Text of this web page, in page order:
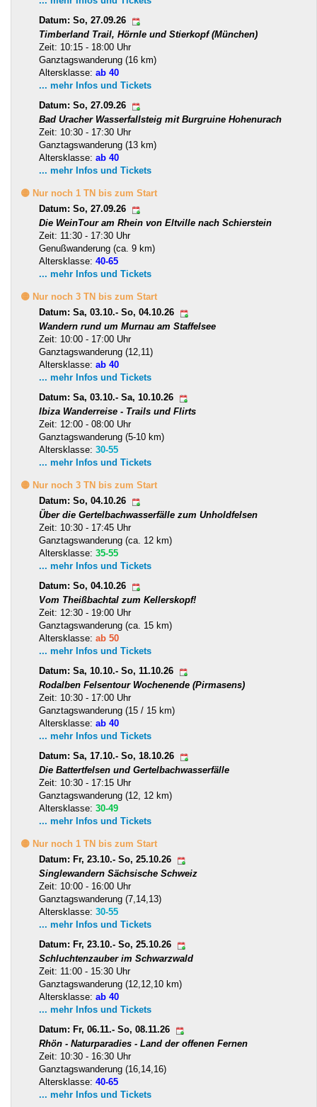
Datum: So, 27.09.26
Timberland Trail, Hörnle und Stierkopf (München)
Zeit: 10:15 - 18:00 Uhr
Ganztagswanderung (16 km)
Altersklasse: ab 40
... mehr Infos und Tickets
Datum: So, 27.09.26
Bad Uracher Wasserfallsteig mit Burgruine Hohenurach
Zeit: 10:30 - 17:30 Uhr
Ganztagswanderung (13 km)
Altersklasse: ab 40
... mehr Infos und Tickets
🟡 Nur noch 1 TN bis zum Start
Datum: So, 27.09.26
Die WeinTour am Rhein von Eltville nach Schierstein
Zeit: 11:30 - 17:30 Uhr
Genußwanderung (ca. 9 km)
Altersklasse: 40-65
... mehr Infos und Tickets
🟡 Nur noch 3 TN bis zum Start
Datum: Sa, 03.10.- So, 04.10.26
Wandern rund um Murnau am Staffelsee
Zeit: 10:00 - 17:00 Uhr
Ganztagswanderung (12,11)
Altersklasse: ab 40
... mehr Infos und Tickets
Datum: Sa, 03.10.- Sa, 10.10.26
Ibiza Wanderreise - Trails und Flirts
Zeit: 12:00 - 08:00 Uhr
Ganztagswanderung (5-10 km)
Altersklasse: 30-55
... mehr Infos und Tickets
🟡 Nur noch 3 TN bis zum Start
Datum: So, 04.10.26
Über die Gertelbachwasserfälle zum Unholdfelsen
Zeit: 10:30 - 17:45 Uhr
Ganztagswanderung (ca. 12 km)
Altersklasse: 35-55
... mehr Infos und Tickets
Datum: So, 04.10.26
Vom Theißbachtal zum Kellerskopf!
Zeit: 12:30 - 19:00 Uhr
Ganztagswanderung (ca. 15 km)
Altersklasse: ab 50
... mehr Infos und Tickets
Datum: Sa, 10.10.- So, 11.10.26
Rodalben Felsentour Wochenende (Pirmasens)
Zeit: 10:30 - 17:00 Uhr
Ganztagswanderung (15 / 15 km)
Altersklasse: ab 40
... mehr Infos und Tickets
Datum: Sa, 17.10.- So, 18.10.26
Die Battertfelsen und Gertelbachwasserfälle
Zeit: 10:30 - 17:15 Uhr
Ganztagswanderung (12, 12 km)
Altersklasse: 30-49
... mehr Infos und Tickets
🟡 Nur noch 1 TN bis zum Start
Datum: Fr, 23.10.- So, 25.10.26
Singlewandern Sächsische Schweiz
Zeit: 10:00 - 16:00 Uhr
Ganztagswanderung (7,14,13)
Altersklasse: 30-55
... mehr Infos und Tickets
Datum: Fr, 23.10.- So, 25.10.26
Schluchtenzauber im Schwarzwald
Zeit: 11:00 - 15:30 Uhr
Ganztagswanderung (12,12,10 km)
Altersklasse: ab 40
... mehr Infos und Tickets
Datum: Fr, 06.11.- So, 08.11.26
Rhön - Naturparadies - Land der offenen Fernen
Zeit: 10:30 - 16:30 Uhr
Ganztagswanderung (16,14,16)
Altersklasse: 40-65
... mehr Infos und Tickets